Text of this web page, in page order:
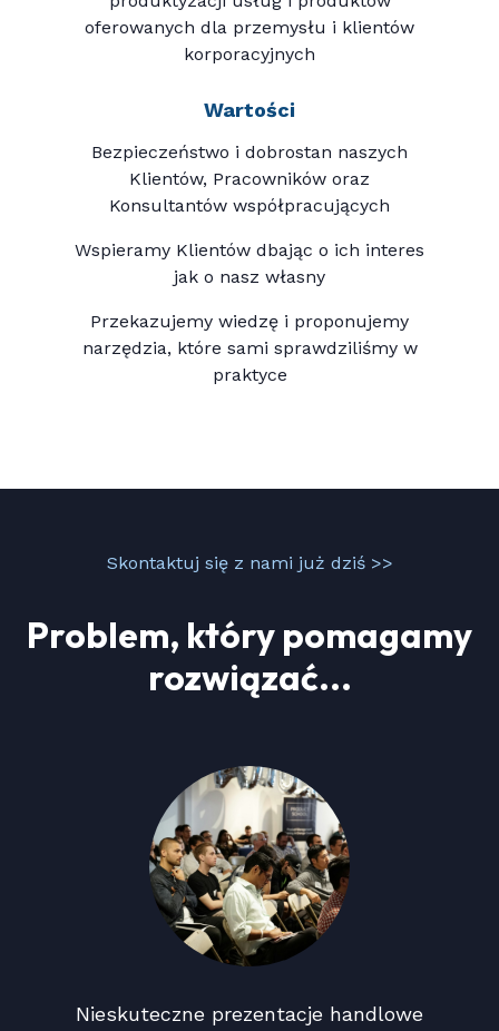
Wartości
Bezpieczeństwo i dobrostan naszych
Klientów, Pracowników oraz
Konsultantów współpracujących
Wspieramy Klientów dbając o ich interes
jak o nasz własny
Przekazujemy wiedzę i proponujemy
narzędzia, które sami sprawdziliśmy w
praktyce
oferowanych dla przemysłu i klientów
korporacyjnych
Skontaktuj się z nami już dziś >>
Problem, który pomagamy
rozwiązać...
Nieskuteczne prezentacje handlowe